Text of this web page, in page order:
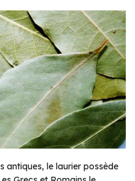
antiques, le laurier possède